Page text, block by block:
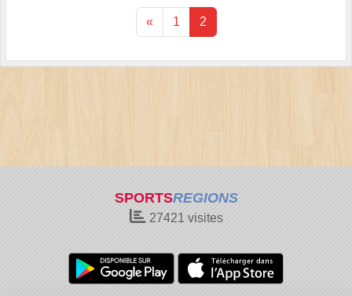
« 1 2
SPORTSREGIONS
27421 visites